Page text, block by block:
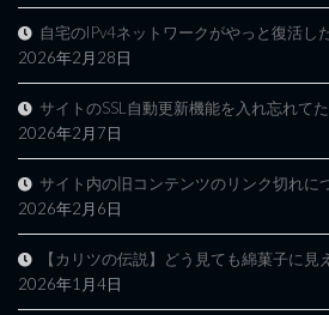
自宅のIPv4ネットワークがやっと復活し
2026年2月28日
サイトのSSL自動更新機能を入れ忘れて
2026年2月7日
サイト内の旧コンテンツのリンク切れに
2026年2月6日
【カリツの伝説】どう見ても綿菓子に見
2026年1月4日